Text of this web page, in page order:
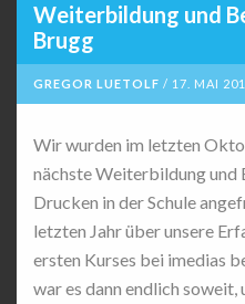
Weiterbildung und
Brugg
GREGOR LUETOLF / 17. MAI
Wir wurden im letzten
nächste Weiterbildung und
Drucken in der Schule
letzten Jahr über unsere
ersten Kurses bei imedias
war es dann endlich